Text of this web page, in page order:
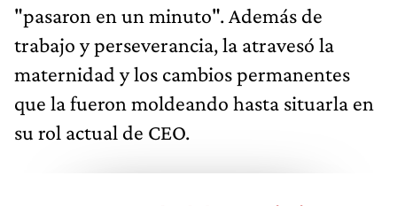
"pasaron en un minuto". Además de
trabajo y perseverancia, la atravesó la
maternidad y los cambios permanentes
que la fueron moldeando hasta situarla en
su rol actual de CEO.